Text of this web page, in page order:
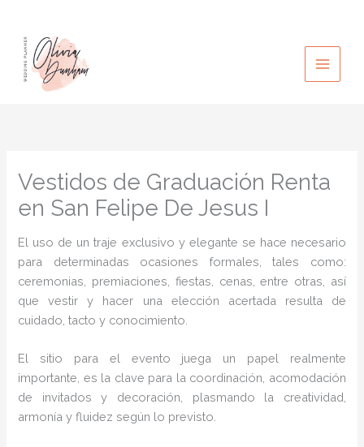
contenido
Vestidos de Graduación Renta
en San Felipe De Jesus I
El uso de un traje exclusivo y elegante se hace necesario
para determinadas ocasiones formales, tales como:
ceremonias, premiaciones, fiestas, cenas, entre otras, así
que vestir y hacer una elección acertada resulta de
cuidado, tacto y conocimiento.
El sitio para el evento juega un papel realmente
importante, es la clave para la coordinación, acomodación
de invitados y decoración, plasmando la creatividad,
armonía y fluidez según lo previsto.